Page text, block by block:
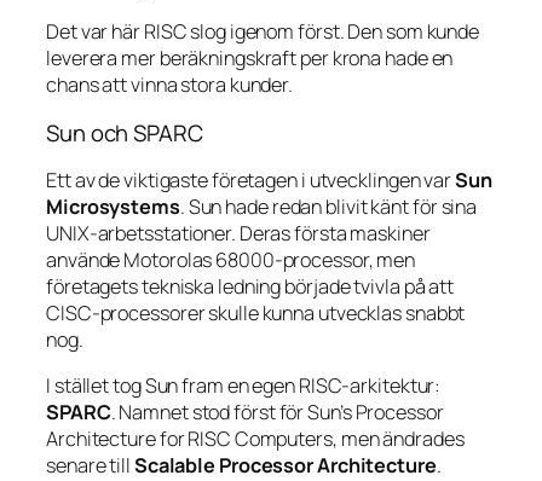
Det var här RISC slog igenom först. Den som kunde
leverera mer beräkningskraft per krona hade en
chans att vinna stora kunder.
Sun och SPARC
Ett av de viktigaste företagen i utvecklingen varSun
Microsystems. Sun hade redan blivit känt för sina
UNIX-arbetsstationer. Deras första maskiner
använde Motorolas 68000-processor, men
företagets tekniska ledning började tvivla på att
CISC-processorer skulle kunna utvecklas snabbt
nog.
I stället tog Sun fram en egen RISC-arkitektur:
SPARC. Namnet stod först förSun’s Processor
Architecture for RISC Computers, men ändrades
senare tillScalable Processor Architecture.